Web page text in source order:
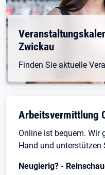
Öffnet in neuem Tab
Zwickau
Finden Sie aktuelle
Arbeitsvermittlung
Online ist bequem. Wir
Hand und unterstützen
Neugierig? -